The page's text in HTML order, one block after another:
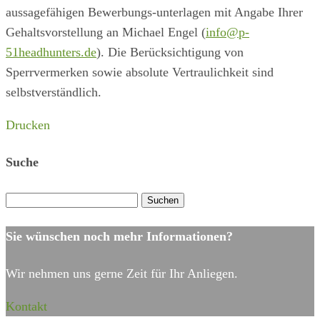
aussagefähigen Bewerbungs-unterlagen mit Angabe Ihrer
Gehaltsvorstellung an Michael Engel (info@p-
51headhunters.de). Die Berücksichtigung von
Sperrvermerken sowie absolute Vertraulichkeit sind
selbstverständlich.
Drucken
Suche
Suchen
Sie wünschen noch mehr Informationen?
Wir nehmen uns gerne Zeit für Ihr Anliegen.
Kontakt